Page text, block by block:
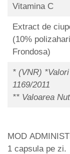
Vitamina C
Extract de
(10%
Frondosa)
* (VNR)
1169/2011
** Valoarea
MOD
1 capsula pe zi.